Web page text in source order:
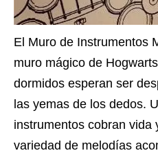
El Muro de Instrumentos
muro mágico de
dormidos esperan ser
las yemas de los dedos.
instrumentos cobran vida
variedad de melodías